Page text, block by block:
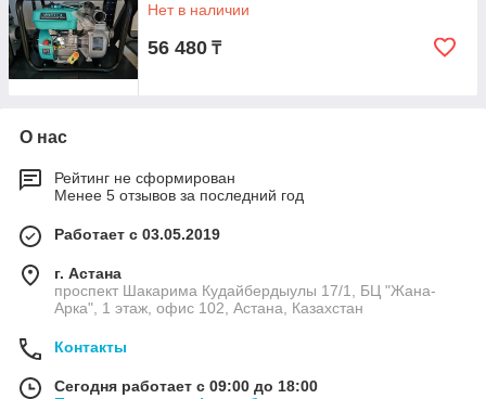
Нет в наличии
56 480 ₸
О нас
Рейтинг не сформирован
Менее 5 отзывов за последний год
Работает с 03.05.2019
г. Астана
проспект Шакарима Кудайбердыулы 17/1, БЦ "Жана-
Арка", 1 этаж, офис 102, Астана, Казахстан
Контакты
Сегодня работает с 09:00 до 18:00